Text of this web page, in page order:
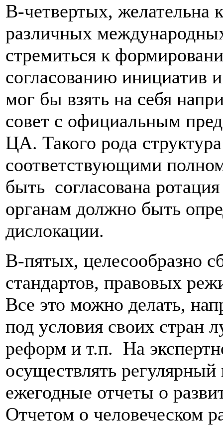
В-четвертых, желательна
различных
стремиться к
согласованию инициатив
мог бы взять на себя
совет с официальным
ЦА. Такого рода
соответствующими
быть согласована
органам должно быть
дислокации.
В-пятых, целесообразно
стандартов, правовых
Все это можно делать,
под условия своих стран
реформ и т.п. На
осуществлять
ежегодные отчеты о
Отчетом о человеческом